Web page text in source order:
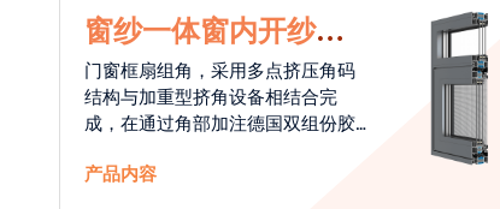
窗纱一体窗内开纱外
开系统
门窗框扇组角，采用多点挤压角码
结构与加重型挤角设备相结合完
成，在通过角部加注德国双组份胶
强度，促使窗使用寿命提升5-10
产品内容